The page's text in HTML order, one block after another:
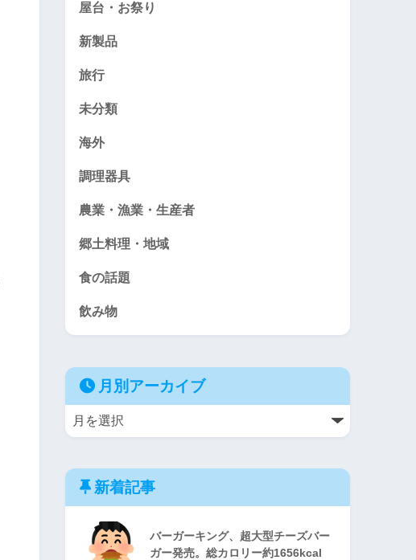
屋台・お祭り
新製品
旅行
未分類
海外
調理器具
農業・漁業・生産者
郷土料理・地域
食の話題
飲み物
月別アーカイブ
新着記事
バーガーキング、超大型チーズバー
ガー発売。総カロリー約1656kcal